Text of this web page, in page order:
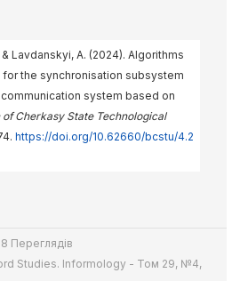
& Lavdanskyi, A. (2024). Algorithms
the synchronisation subsystem
system based on
of Cherkasy State Technological
https://doi.org/10.62660/bcstu/4.2
Переглядів
Studies. Informology - Том 29, №4,